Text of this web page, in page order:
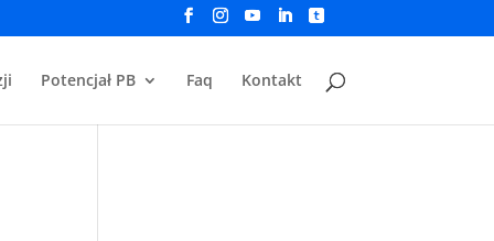
Potencjał PB Faq Kontakt